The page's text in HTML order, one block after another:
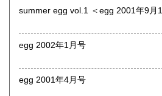
定休日：土日祝(メール・電話、およ
書籍の買取について
大阪をはじめとして、神戸・京都・
地域へ出張買取にお伺いします。お
電話0725-55-7906
summer egg vol.1 ＜egg 2001年9月
egg 2002年1月号
egg 2001年4月号